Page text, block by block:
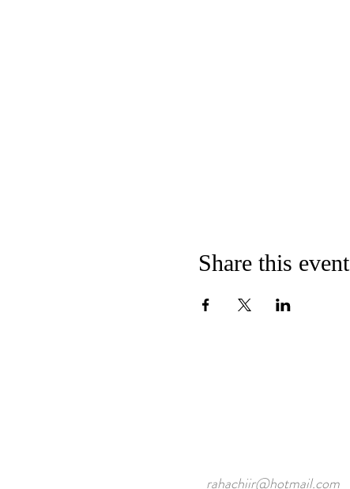
Share this event
rahachiir@hotmail.com